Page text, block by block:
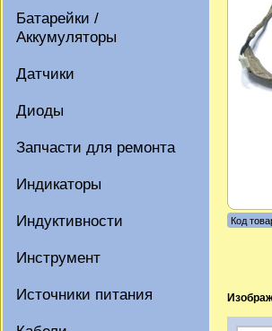
Батарейки /
Аккумуляторы
Датчики
Диоды
Запчасти для ремонта
Индикаторы
Индуктивности
Инструмент
Источники питания
Код